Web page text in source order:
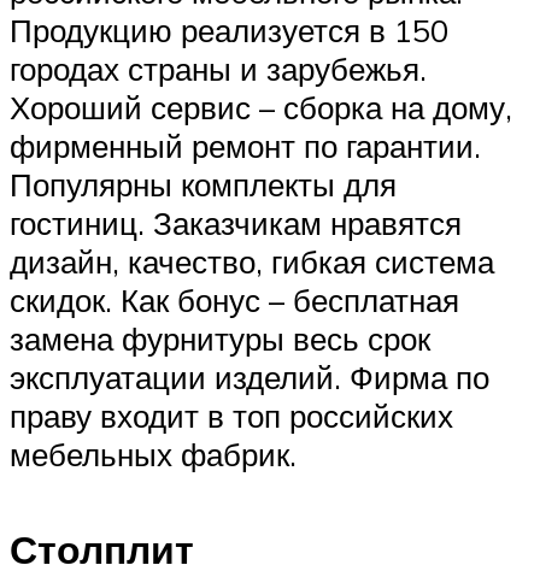
Продукцию реализуется в 150
городах страны и зарубежья.
Хороший сервис – сборка на дому,
фирменный ремонт по гарантии.
Популярны комплекты для
гостиниц. Заказчикам нравятся
дизайн, качество, гибкая система
скидок. Как бонус – бесплатная
замена фурнитуры весь срок
эксплуатации изделий. Фирма по
праву входит в топ российских
мебельных фабрик.
Столплит